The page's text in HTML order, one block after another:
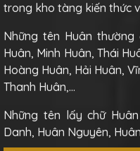
trong kho tàng kiến thức
Những tên Huân thường
Huân, Minh Huân, Thái
Hoàng Huân, Hải Huân,
Thanh Huân,…
Những tên lấy chữ
Danh, Huân Nguyên,